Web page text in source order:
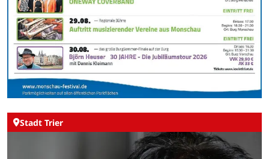
Stadt Trier